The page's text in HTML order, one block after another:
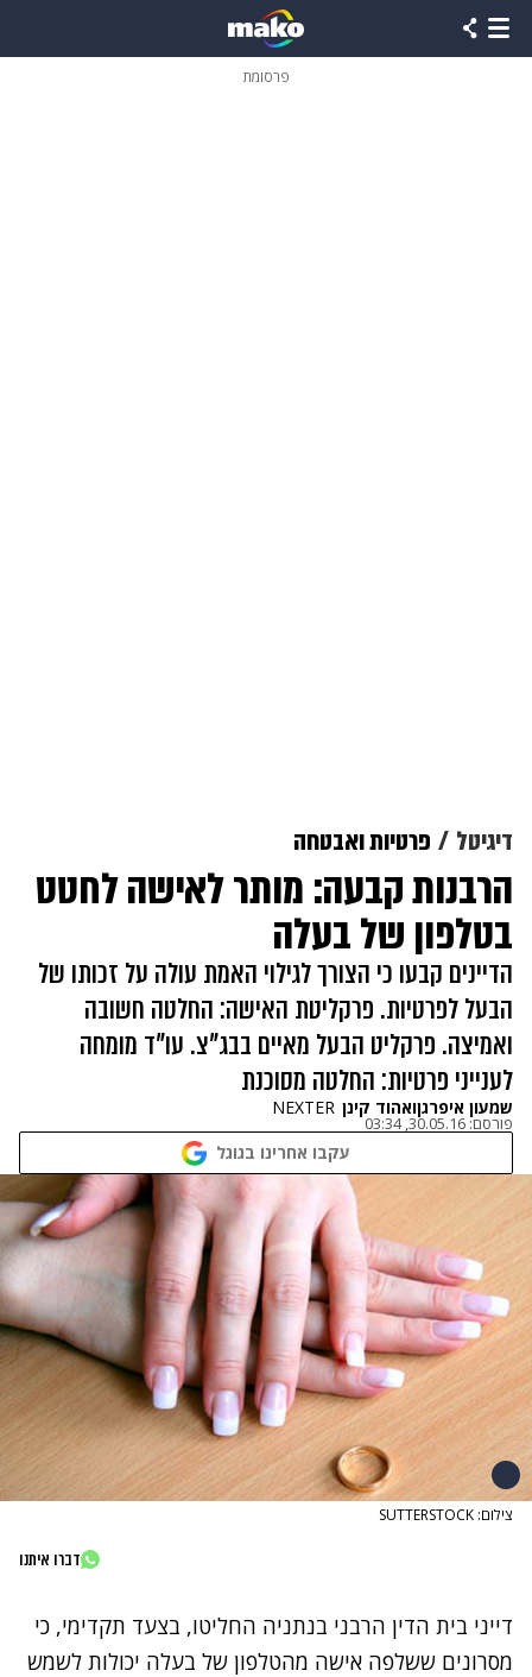
פרסומת
דיגיטל פרטיות ואבטחה
הרבנות קבעה: מותר לאישה לחטט
בטלפון של בעלה
הדיינים קבעו כי הצורך לגילוי האמת עולה על זכותו של
הבעל לפרטיות. פרקליטת האישה: החלטה חשובה
ואמיצה. פרקליט הבעל מאיים בבג"צ. עו"ד מומחה
לענייני פרטיות: החלטה מסוכנת
שמעון איפרגןואהוד קינן NEXTER
פורסם: 30.05.16, 03:34
עקבו אחרינו בגוגל
צילום: SUTTERSTOCK
דברו איתנו
דייני בית הדין הרבני בנתניה החליטו, בצעד תקדימי, כי
מסרונים ששלפה אישה מהטלפון של בעלה יכולות לשמש